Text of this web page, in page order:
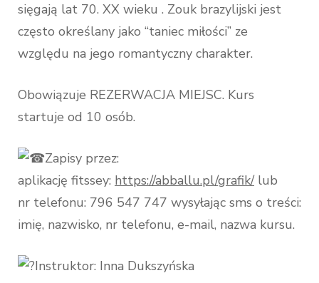
sięgają lat 70. XX wieku . Zouk brazylijski jest
często określany jako “taniec miłości” ze
względu na jego romantyczny charakter.
Obowiązuje REZERWACJA MIEJSC. Kurs
startuje od 10 osób.
Zapisy przez:
aplikację fitssey: https://abballu.pl/grafik/lub
nr telefonu: 796 547 747 wysyłając sms o treści:
imię, nazwisko, nr telefonu, e-mail, nazwa kursu.
Instruktor: Inna Dukszyńska